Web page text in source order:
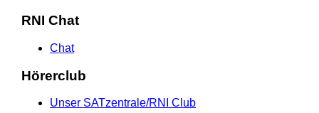
RNI Chat
Chat
Hörerclub
Unser SATzentrale/RNI Club